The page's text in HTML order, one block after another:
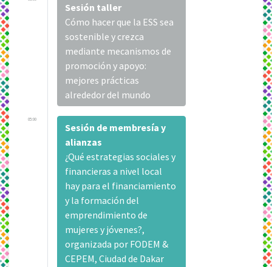
Sesión taller
Cómo hacer que la ESS sea
sostenible y crezca
mediante mecanismos de
promoción y apoyo:
mejores prácticas
alrededor del mundo
05:00
Sesión de membresía y
alianzas
¿Qué estrategias sociales y
financieras a nivel local
hay para el financiamiento
y la formación del
emprendimiento de
mujeres y jóvenes?,
organizada por FODEM &
CEPEM, Ciudad de Dakar